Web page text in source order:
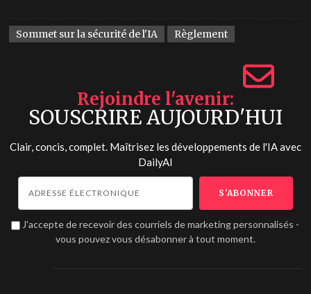
Sommet sur la sécurité de l'IA Règlement
Rejoindre l'avenir
SOUSCRIRE AUJOURD'HUI
Clair, concis, complet. Maîtrisez les développements de l'IA avec
DailyAI
J'accepte de recevoir des courriels de marketing personnalisés -
vous pouvez vous désabonner à tout moment.